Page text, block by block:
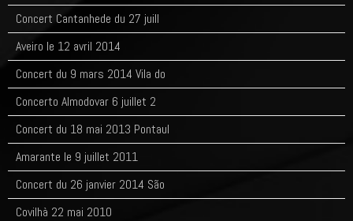
Concert Cantanhede du 27 juill
Aveiro le 12 avril 2014
Concert du 9 mars 2014 Vila do
Concerto Almodovar 6 juillet 2
Concert du 18 mai 2013 Pontaul
Amarante le 9 juillet 2011
Concert du 26 janvier 2014 São
Covilhà 22 mai 2010